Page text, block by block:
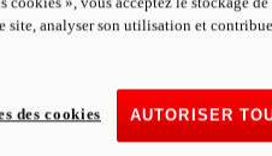
Plus
Poids humide (sans carburant)
analyser son utilisation et
AUTORISER
des cookies